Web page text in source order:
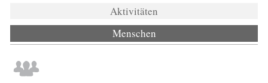
Aktivitäten
Menschen